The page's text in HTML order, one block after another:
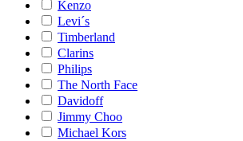
Kenzo
Levi´s
Timberland
Clarins
Philips
The North Face
Davidoff
Jimmy Choo
Michael Kors